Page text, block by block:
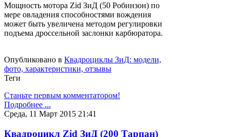
Мощность мотора Zid ЗиД (50 Робинзон) по
мере овладения способностями вождения
может быть увеличена методом регулировки
подъема дроссельной заслонки карбюратора.
Опубликовано в Квадроциклы ЗиД: модели,
фото, характеристики, отзывы
Теги
Станьте первым комментатором!
Подробнее ...
Среда, 11 Март 2015 21:41
Квадроцикл Zid ЗиД (200 Тарпан)